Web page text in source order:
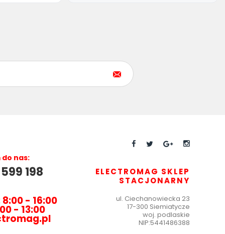
nas:
198
- 16:00
- 13:00
ELECTROMAG SKLEP
STACJONARNY
ul. Ciechanowiecka 23
17-300 Siemiatycze
woj. podlaskie
NIP:5441486388